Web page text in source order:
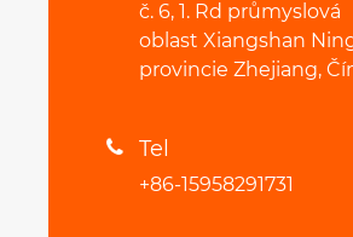
č. 6, 1. Rd průmyslová
oblast Xiangshan
provincie Zhejiang,
 Tel
+86-15958291731